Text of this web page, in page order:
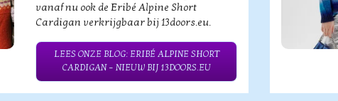
vanaf nu ook de Eribé Alpine Short
Cardigan verkrijgbaar bij 13doors.eu.
LEES ONZE BLOG: ERIBÉ ALPINE SHORT
CARDIGAN – NIEUW BIJ 13DOORS.EU